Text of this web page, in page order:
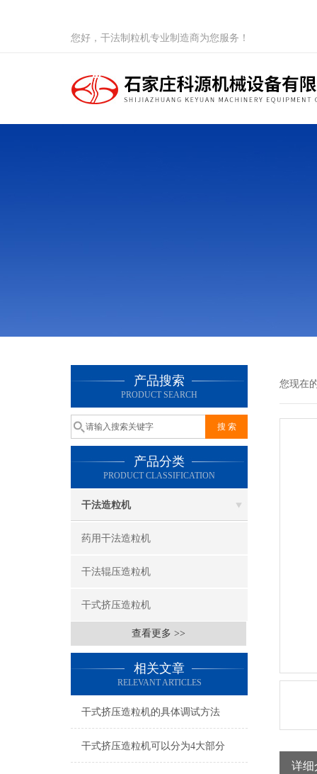
您好，干法制粒机专业制造商为您服务！
产品搜索
PRODUCT SEARCH
产品分类
PRODUCT CLASSIFICATION
干法造粒机
药用干法造粒机
干法辊压造粒机
干式挤压造粒机
查看更多 >>
相关文章
RELEVANT ARTICLES
干式挤压造粒机的具体调试方法
干式挤压造粒机可以分为4大部分
您现在
详细